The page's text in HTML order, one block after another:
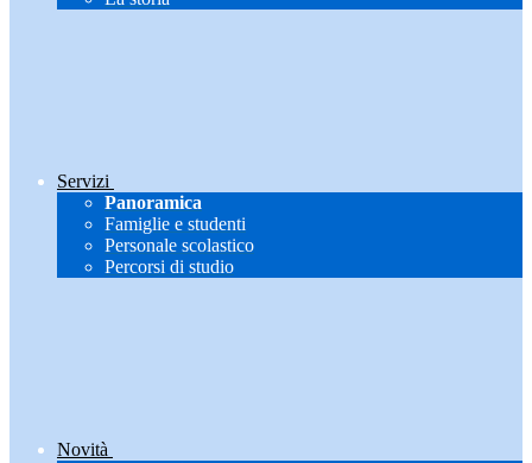
Servizi
Panoramica
Famiglie e studenti
Personale scolastico
Percorsi di studio
Novità